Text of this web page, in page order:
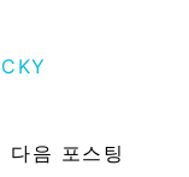
다음 포스팅